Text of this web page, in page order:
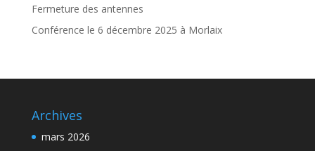
Fermeture des antennes
Conférence le 6 décembre 2025 à Morlaix
Archives
mars 2026